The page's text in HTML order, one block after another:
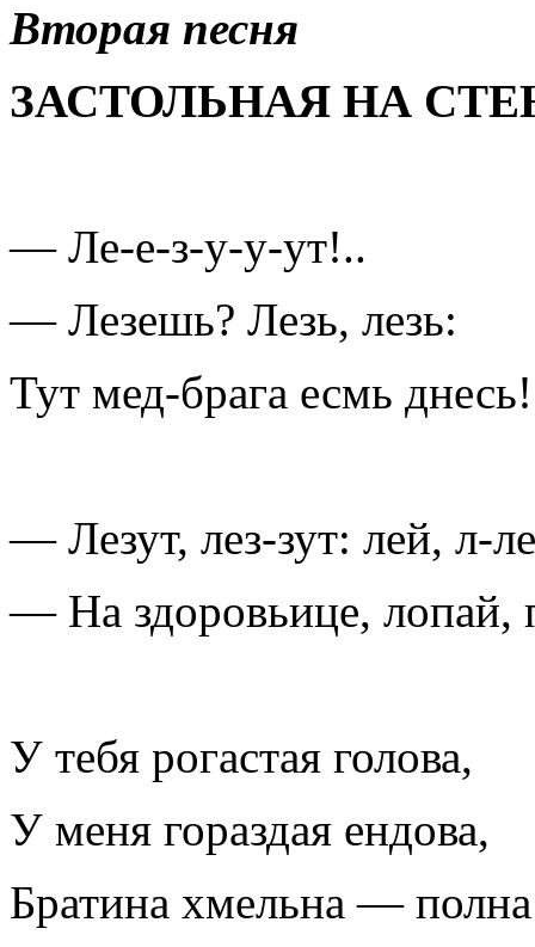
Вторая песня
ЗАСТОЛЬНАЯ НА
— Ле-е-з-у-у-ут!..
— Лезешь? Лезь, лезь:
Тут мед-брага есмь днесь!
— Лезут, лез-зут: лей, л-
— На здоровьице, лопай,
У тебя рогастая голова,
У меня гораздая ендова,
Братина хмельна —